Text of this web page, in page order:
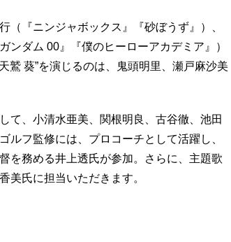
（『ニンジャボックス』『砂ぼうず』）、
ンダム 00』『僕のヒーローアカデミア』）
鷲 葵”を演じるのは、鬼頭明里、瀬戸麻沙美
て、小清水亜美、関根明良、古谷徹、池田
ルフ監修には、プロコーチとして活躍し、
を務める井上透氏が参加。さらに、主題歌
美氏に担当いただきます。